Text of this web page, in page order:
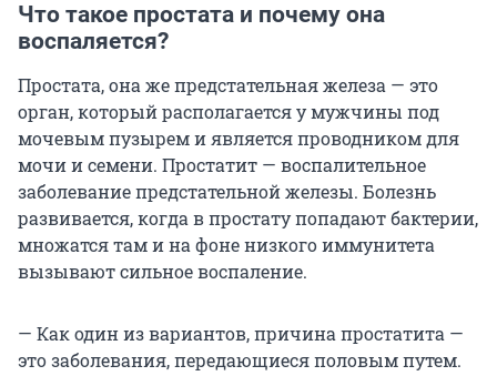
Что такое простата и почему она
воспаляется?
Простата, она же предстательная железа — это
орган, который располагается у мужчины под
мочевым пузырем и является проводником для
мочи и семени. Простатит — воспалительное
заболевание предстательной железы. Болезнь
развивается, когда в простату попадают бактерии,
множатся там и на фоне низкого иммунитета
вызывают сильное воспаление.
— Как один из вариантов, причина простатита —
это заболевания, передающиеся половым путем.